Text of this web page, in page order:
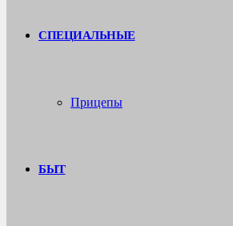
СПЕЦИАЛЬНЫЕ
Прицепы
БЫТ